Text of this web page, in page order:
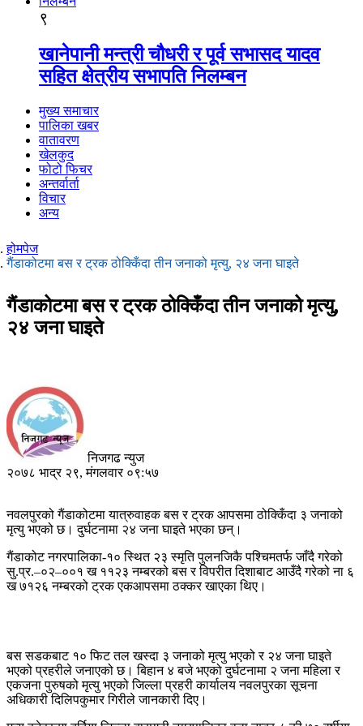
९
खानेपानी मन्त्री चौधरी र पूर्व सभासद यादव
सहित क्षेत्रीय सभापति निलम्बन
मुख्य समाचार
पालिका खबर
वातावरण
खेलकुद
फोटो फिचर
अन्तर्वार्ता
विचार
अन्य
होमपेज
गैंडाकोटमा बस र ट्रक ठोक्किँदा तीन जनाको मृत्यु, २४ जना घाइते
गैंडाकोटमा बस र ट्रक ठोक्किँदा तीन जनाको मृत्यु,
२४ जना घाइते
निजगढ न्युज
२०७८ भाद्र २९, मंगलवार ०९:५७
नवलपुरको गैंडाकोटमा यात्रुवाहक बस र ट्रक आपसमा ठोक्किँदा ३ जनाको
मृत्यु भएको छ। दुर्घटनामा २४ जना घाइते भएका छन्।
गैंडाकोट नगरपालिका-१० स्थित २३ स्मृति पुलनजिकै पश्चिमतर्फ जाँदै गरेको
सु.प्र.–०२–००१ ख ११२३ नम्बरको बस र विपरीत दिशाबाट आउँदै गरेको ना ६
ख ७१२६ नम्बरको ट्रक एकआपसमा ठक्कर खाएका थिए।
बस सडकबाट १० फिट तल खस्दा ३ जनाको मृत्यु भएको र २४ जना घाइते
भएको प्रहरीले जनाएको छ। बिहान ४ बजे भएको दुर्घटनामा २ जना महिला र
एकजना पुरुषको मृत्यु भएको जिल्ला प्रहरी कार्यालय नवलपुरका सूचना
अधिकारी दिलिपकुमार गिरीले जानकारी दिए।